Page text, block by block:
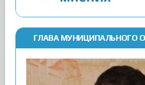
ГЛАВА МУНИЦИПАЛЬНОГО